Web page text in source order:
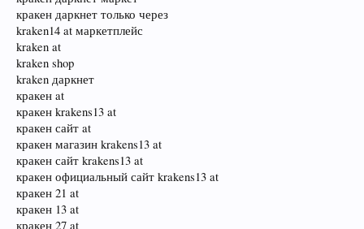
кракен даркнет только через
kraken14 at маркетплейс
kraken at
kraken shop
kraken даркнет
кракен at
кракен krakens13 at
кракен сайт at
кракен магазин krakens13 at
кракен сайт krakens13 at
кракен официальный сайт krakens13 at
кракен 21 at
кракен 13 at
кракен 27 at